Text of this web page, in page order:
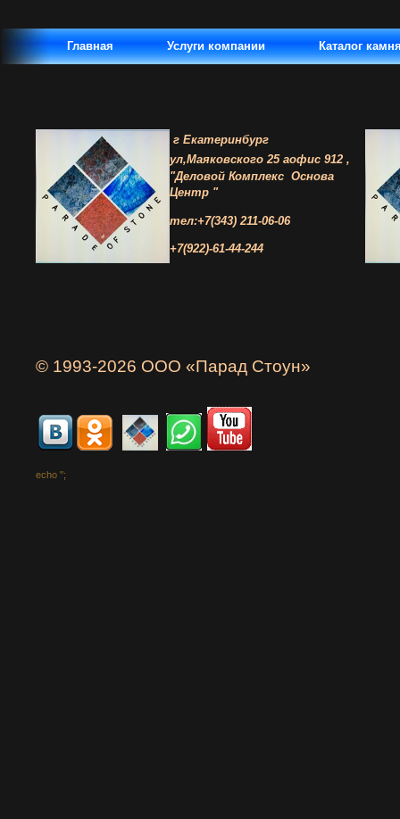
Главная Услуги компании Каталог
г Екатеринбург
ул,Маяковского 25 аофис 912 ,
"Деловой Комплекс Основа
Центр "
тел:+7(343) 211-06-06
+7(922)-61-44-244
© 1993-2026 ООО «Парад Стоун»
echo '';